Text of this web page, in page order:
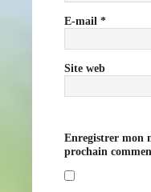
E-mail *
Site web
Enregistrer mon
prochain